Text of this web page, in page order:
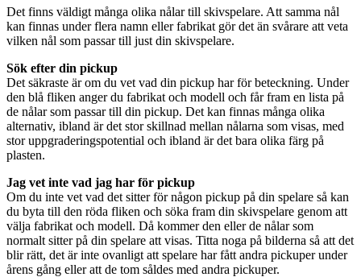
Det finns väldigt många olika nålar till skivspelare. Att samma nål
kan finnas under flera namn eller fabrikat gör det än svårare att veta
vilken nål som passar till just din skivspelare.
Sök efter din pickup
Det säkraste är om du vet vad din pickup har för beteckning. Under
den blå fliken anger du fabrikat och modell och får fram en lista på
de nålar som passar till din pickup. Det kan finnas många olika
alternativ, ibland är det stor skillnad mellan nålarna som visas, med
stor uppgraderingspotential och ibland är det bara olika färg på
plasten.
Jag vet inte vad jag har för pickup
Om du inte vet vad det sitter för någon pickup på din spelare så kan
du byta till den röda fliken och söka fram din skivspelare genom att
välja fabrikat och modell. Då kommer den eller de nålar som
normalt sitter på din spelare att visas. Titta noga på bilderna så att det
blir rätt, det är inte ovanligt att spelare har fått andra pickuper under
årens gång eller att de tom såldes med andra pickuper.